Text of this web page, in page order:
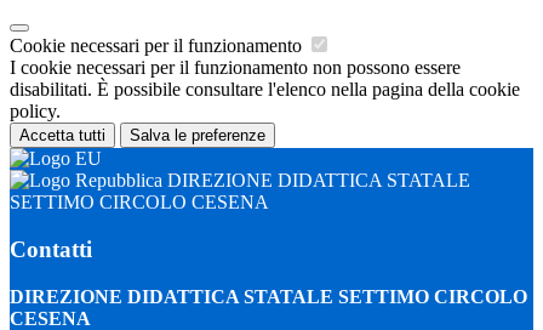
Cookie necessari per il funzionamento
I cookie necessari per il funzionamento non possono essere
disabilitati. È possibile consultare l'elenco nella pagina della cookie
policy.
Accetta tutti Salva le preferenze
DIREZIONE DIDATTICA STATALE
SETTIMO CIRCOLO CESENA
Contatti
DIREZIONE DIDATTICA STATALE SETTIMO CIRCOLO
CESENA